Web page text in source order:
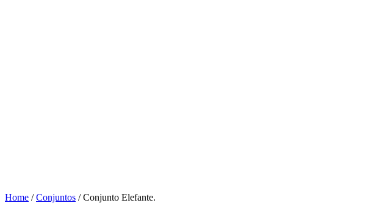
Home /Conjuntos / Conjunto Elefante.